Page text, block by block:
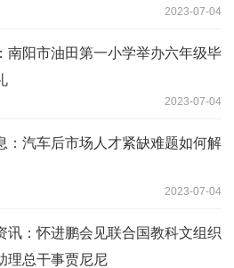
2023-07-04
南阳市油田第一小学举办六年级毕
2023-07-04
：汽车后市场人才紧缺难题如何解
2023-07-04
讯：怀进鹏会见联合国教科文组织
理总干事贾尼尼